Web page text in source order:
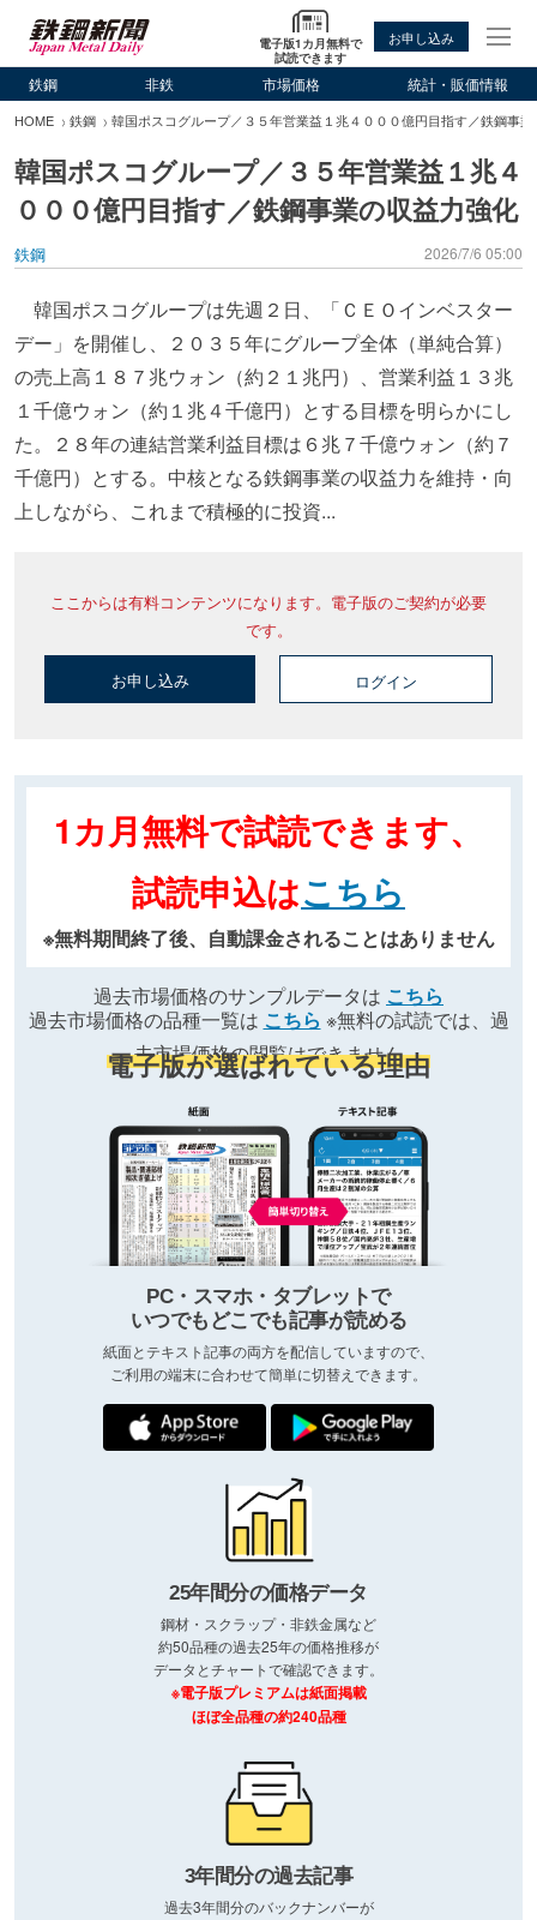
電子版1カ月無料で
試読できます
お申し込み
鉄鋼 非鉄 市場価格 統計・販価情報
HOME 鉄鋼 韓国ポスコグループ／３５年営業益１兆４０００億円目指す／鉄鋼事
韓国ポスコグループ／３５年営業益１兆４
０００億円目指す／鉄鋼事業の収益力強化
鉄鋼 2026/7/6 05:00
韓国ポスコグループは先週２日、「ＣＥＯインベスター
デー」を開催し、２０３５年にグループ全体（単純合算）
の売上高１８７兆ウォン（約２１兆円）、営業利益１３兆
１千億ウォン（約１兆４千億円）とする目標を明らかにし
た。２８年の連結営業利益目標は６兆７千億ウォン（約７
千億円）とする。中核となる鉄鋼事業の収益力を維持・向
上しながら、これまで積極的に投資...
ここからは有料コンテンツになります。電子版のご契約が必要
です。
お申し込み ログイン
1カ月無料で試読できます、
試読申込はこちら
※無料期間終了後、自動課金されることはありません
過去市場価格のサンプルデータは こちら
過去市場価格の品種一覧は こちら ※無料の試読では、過
去市場価格の閲覧はできません
電子版が選ばれている理由
PC・スマホ・タブレットで
いつでもどこでも記事が読める
紙面とテキスト記事の両方を配信していますので、
ご利用の端末に合わせて簡単に切替えできます。
25年間分の価格データ
鋼材・スクラップ・非鉄金属など
約50品種の過去25年の価格推移が
データとチャートで確認できます。
※電子版プレミアムは紙面掲載
ほぼ全品種の約240品種
3年間分の過去記事
過去3年間分のバックナンバーが